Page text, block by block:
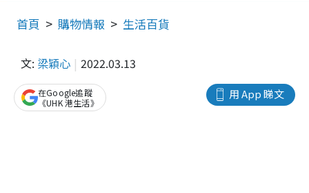
首頁 購物情報 生活百貨
文: 梁穎心 2022.03.13
用 App 睇文
在Google追蹤
《UHK 港生活》